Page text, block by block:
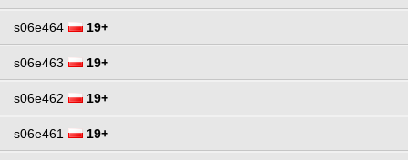
s06e464 19+
s06e463 19+
s06e462 19+
s06e461 19+